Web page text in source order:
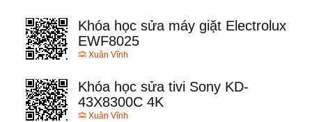
Khóa học sửa máy giặt Electrolux
EWF8025
Xuân Vĩnh
Khóa học sửa tivi Sony KD-
43X8300C 4K
Xuân Vĩnh